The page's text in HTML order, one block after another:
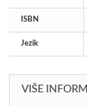
ISBN
Jezik
VIŠE